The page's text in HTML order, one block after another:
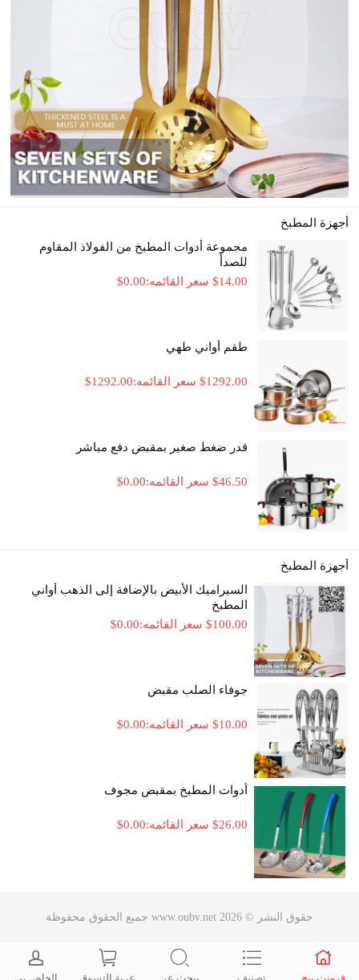
أجهزة المطبخ
مجموعة أدوات المطبخ من الفولاذ المقاوم
للصدأ
؜$14.00 سعر القائمه: ؜$0.00
طقم أواني طهي
؜$1292.00 سعر القائمه: ؜$1292.00
قدر ضغط صغير بمقبض دفع مباشر
؜$46.50 سعر القائمه: ؜$0.00
أجهزة المطبخ
السيراميك الأبيض بالإضافة إلى الذهب أواني
المطبخ
؜$100.00 سعر القائمه: ؜$0.00
جوفاء الصلب مقبض
؜$10.00 سعر القائمه: ؜$0.00
أدوات المطبخ بمقبض مجوف
؜$26.00 سعر القائمه: ؜$0.00
حقوق النشر © 2026 www.oubv.net جميع الحقوق محفوظة